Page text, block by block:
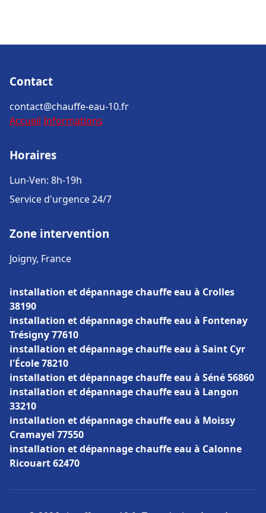
Contact
contact@chauffe-eau-10.fr
Accueil Informations
Horaires
Lun-Ven: 8h-19h
Service d'urgence 24/7
Zone intervention
Joigny, France
installation et dépannage chauffe eau à Crolles
38190
installation et dépannage chauffe eau à Fontenay
Trésigny 77610
installation et dépannage chauffe eau à Saint Cyr
l'École 78210
installation et dépannage chauffe eau à Séné 56860
installation et dépannage chauffe eau à Langon
33210
installation et dépannage chauffe eau à Moissy
Cramayel 77550
installation et dépannage chauffe eau à Calonne
Ricouart 62470